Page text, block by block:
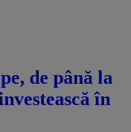
de până la
în